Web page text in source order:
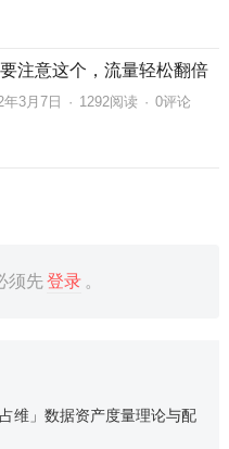
注意这个，流量轻松翻倍
年3月7日 · 1292阅读 · 0评论
须先登录 。
维」数据资产度量理论与配